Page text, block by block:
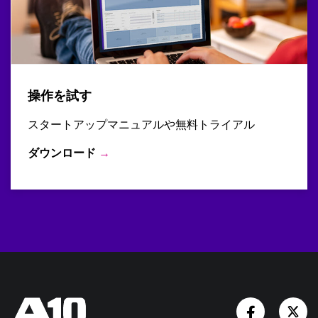
操作を試す
スタートアップマニュアルや無料トライアル
ダウンロード →